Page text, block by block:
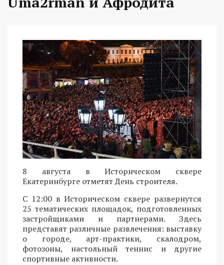
8 августа в Историческом сквере
Екатеринбурге отметят День строителя.
С 12:00 в Историческом сквере развернутся
25 тематических площадок, подготовленных
застройщиками и партнерами. Здесь
представят различные развлечения: выставку
о городе, арт-практики, скалодром,
фотозоны, настольный теннис и другие
спортивные активности.